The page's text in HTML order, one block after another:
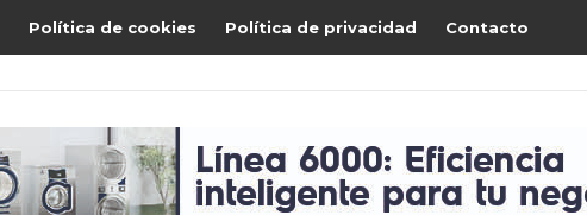
Política de cookies Política de privacidad Contacto